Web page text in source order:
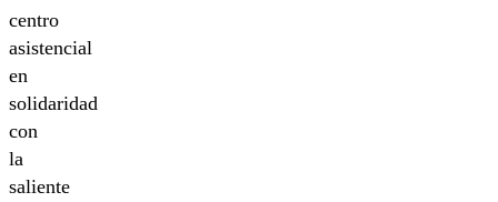
centro
asistencial
en
solidaridad
con
la
saliente